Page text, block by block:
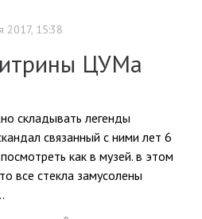
2017, 15:38
ЦУМа
складывать легенды
связанный с ними лет 6
как в музей. в этом
все стекла замусолены